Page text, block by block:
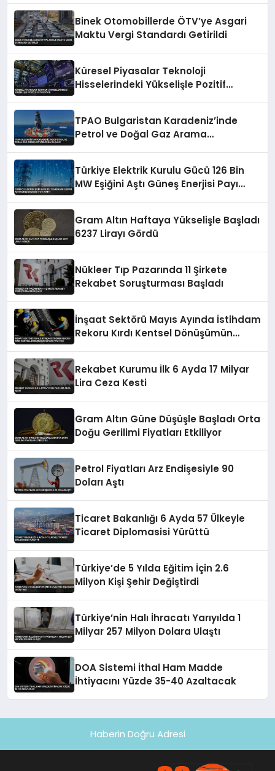
Binek Otomobillerde ÖTV’ye Asgari
Maktu Vergi Standardı Getirildi
Küresel Piyasalar Teknoloji
Hisselerindeki Yükselişle Pozitif
TPAO Bulgaristan Karadeniz’inde
Petrol ve Doğal Gaz Arama
Türkiye Elektrik Kurulu Gücü 126 Bin
MW Eşiğini Aştı Güneş Enerjisi Payı
Gram Altın Haftaya Yükselişle Başladı
6237 Lirayı Gördü
Nükleer Tıp Pazarında 11 Şirkete
Rekabet Soruşturması Başladı
İnşaat Sektörü Mayıs Ayında İstihdam
Rekoru Kırdı Kentsel Dönüşümün
Rekabet Kurumu İlk 6 Ayda 17 Milyar
Lira Ceza Kesti
Gram Altın Güne Düşüşle Başladı Orta
Doğu Gerilimi Fiyatları Etkiliyor
Petrol Fiyatları Arz Endişesiyle 90
Doları Aştı
Ticaret Bakanlığı 6 Ayda 57 Ülkeyle
Ticaret Diplomasisi Yürüttü
Türkiye’de 5 Yılda Eğitim İçin 2.6
Milyon Kişi Şehir Değiştirdi
Türkiye’nin Halı İhracatı Yarıyılda 1
Milyar 257 Milyon Dolara Ulaştı
DOA Sistemi İthal Ham Madde
İhtiyacını Yüzde 35-40 Azaltacak
Haberin Doğru Adresi